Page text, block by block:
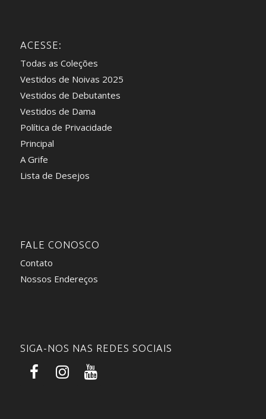
ACESSE:
Todas as Coleções
Vestidos de Noivas 2025
Vestidos de Debutantes
Vestidos de Dama
Política de Privacidade
Principal
A Grife
Lista de Desejos
FALE CONOSCO
Contato
Nossos Endereços
SIGA-NOS NAS REDES SOCIAIS